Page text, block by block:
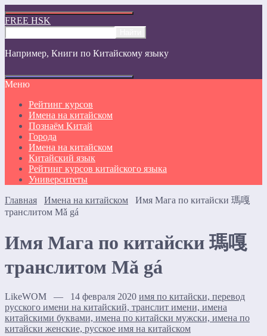
FREE HSK
Например, Книги по Китайскому языку
Меню
Рейтинг курсов
Имена на китайском
Познаём Kитай
Города
Имена на китайском
Китайский язык
Рейтинг курсов китайского языка
Университеты
Главная Имена на китайском
Имя Мага по китайски 瑪嘎
транслитом Mǎ gá
Имя Мага по китайски 瑪嘎
транслитом Mǎ gá
LikeWOM — 14 февраля 2020 имя по китайски, перевод
русского имени на китайский, транслит имени, имена
китайскими буквами, имена по китайски мужски, имена по
китайски женские, русское имя на китайском